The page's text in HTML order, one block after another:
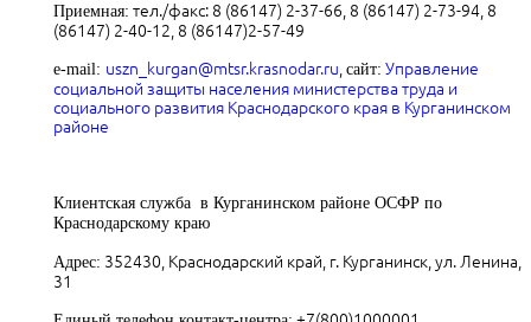
Приемная: тел./факс: 8 (86147) 2-37-66, 8 (86147) 2-73-94, 8
(86147) 2-40-12, 8 (86147)2-57-49
e-mail: uszn_kurgan@mtsr.krasnodar.ru сайт: Управление
социальной защиты населения министерства труда и
социального развития Краснодарского края в Курганинском
районе
Клиентская служба в Курганинском районе ОСФР по
Краснодарскому краю
Адрес: 352430, Краснодарский край, г. Курганинск, ул. Ленина,
31